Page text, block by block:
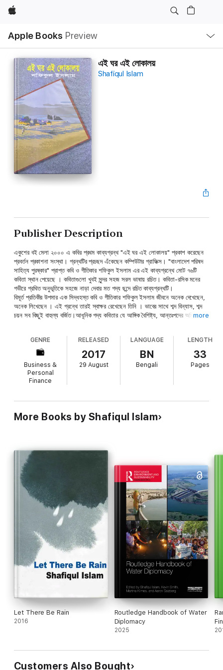
Apple
Apple Books Preview
Nav
Open
Menu
এই ঘর এই লোকালয়
Shafiqul Islam
Publisher Description
একুশের বই মেলা ২০০০ এ কবির প্রথম কাব্যগ্রন্থ "এই ঘর এই লোকালয়" প্রকাশ করেছেন
প্রবর্তন প্রকাশনা সংস্থা। গ্রন্থটির প্রচছদ এঁকেছেন কম্পিউটার গ্রাফিক্স। "বাংলাদেশ পরিষদ
সাহিত্য পুরষ্কার" প্রাপ্ত কবি ও গীতিকার শফিকুল ইসলাম এর এই কাব্যগ্রন্থে মোট ৭৬টি
কবিতা স্থান পেয়েছে । কবিতাগুলো খুবই সুন্দর সহজ সরল ভাষায় রচিত। কবিতা-রসিক মনের
গভীরে গ্রথিত অনুভূতিকে সহজে নাড়া দেবার মত গদ্য ছন্দে রচিত কাব্যগ্রন্থটি।
বিমূর্ত প্রতিকীর উপমার এক সিদ্ধহস্ত কবি ও গীতিকার শফিকুল ইসলাম জীবনে অনেক দেখেছেন,
অনেক লিখেছেন । এই গ্রন্থে তারই স্বাক্ষর রেখেছেন তিনি । ভাবের সাথে শব্দ বিন্যাস, শব্দ
চয়ন সব কিছুই বাহুল্য বর্জিত।আধূনিক গদ্য কবিতার যে আঙ্গিক বৈশিষ্ট্য, আন্তঃপদের অমিল,
এ কাব্যগ্রন্থের সকল কবিতায় শুরু থেকে শেষ পর্যন্ত সকল কবিতায় কাব্যমানে সমৃদ্ধ।
পরিশীলিত, হৃদয়গ্রাহী। কবিতাগুলো এক নিঃশ্বাসে পড়ে মুগ্ধ হবার মতো। অতিরিক্ত শব্দ চয়নের
প্রয়াস নেই , বরং প্রতিটি কবিতায় শুরু থেকে শেষ পর্যন্ত শব্দ চয়নে, গাঁথনে, সজ্জায় যথেষ্ট মেধা
ও মননশীলতার পরিচয় রেখেছেন যা কবিকে কাব্য সাহিত্যে দৃঢ় আসন রাখতে সাহায্য করবে বলে
বিশ্বাস করি।
www.rokomari.com থেকে অনলাইনে সরাসরি বইটি সংগ্রহ করা যাবে।
more
GENRE
Business &
Personal
Finance
RELEASED
2017
29 August
LANGUAGE
BN
Bengali
LENGTH
33
Pages
More Books by Shafiqul Islam
Let There Be Rain
2016
Routledge Handbook of Water
Diplomacy
2025
Customers Also Bought